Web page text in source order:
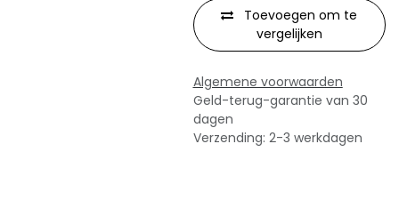
Toevoegen om te
vergelijken
Algemene voorwaarden
Geld-terug-garantie van 30
dagen
Verzending: 2-3 werkdagen